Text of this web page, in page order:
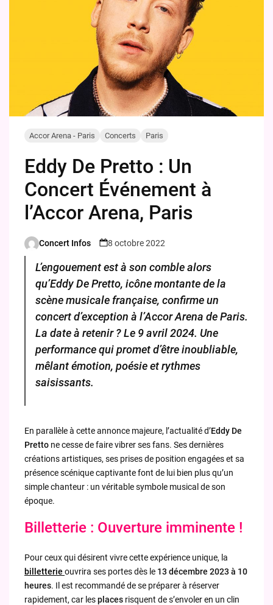
Accor Arena - Paris Concerts Paris
Eddy De Pretto : Un
Concert Événement à
l’Accor Arena, Paris
Posted
Concert Infos 8 octobre 2022
L’engouement est à son comble alors
qu’Eddy De Pretto, icône montante de la
scène musicale française, confirme un
concert d’exception à l’Accor Arena de Paris.
La date à retenir ? Le 9 avril 2024. Une
performance qui promet d’être inoubliable,
mêlant émotion, poésie et rythmes
saisissants.
En parallèle à cette annonce majeure, l’actualité d’Eddy De
Prettone cesse de faire vibrer ses fans. Ses dernières
créations artistiques, ses prises de position engagées et sa
présence scénique captivante font de lui bien plus qu’un
simple chanteur : un véritable symbole musical de son
époque.
Billetterie : Ouverture imminente !
Pour ceux qui désirent vivre cette expérience unique, la
billetterie ouvrira ses portes dès le 13 décembre 2023 à 10
heures. Il est recommandé de se préparer à réserver
rapidement, car lesplaces risquent de s’envoler en un clin